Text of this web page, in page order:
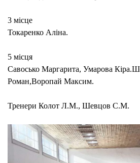
3 місце
Токаренко Аліна.
5 місця
Савосько Маргарита, Умарова
Роман,Воропай Максим.
Тренери Колот Л.М., Шевцов С.М.